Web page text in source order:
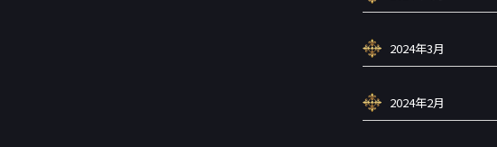
2024年3月
2024年2月